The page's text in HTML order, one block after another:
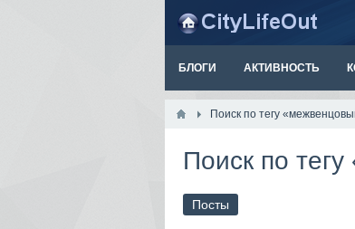
БЛОГИ АКТИВНОСТЬ
Поиск по тегу
Поиск по
Посты